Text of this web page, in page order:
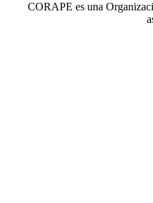
CORAPE es una